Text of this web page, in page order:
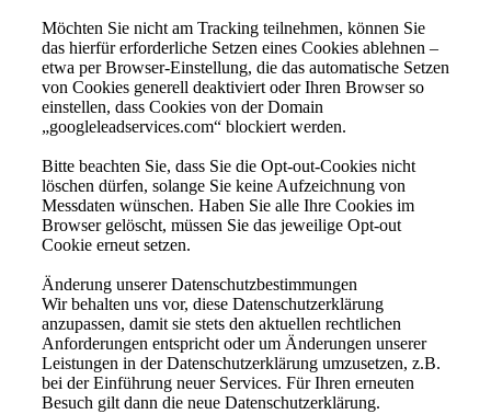
Möchten Sie nicht am Tracking teilnehmen, können Sie
das hierfür erforderliche Setzen eines Cookies ablehnen –
etwa per Browser-Einstellung, die das automatische Setzen
von Cookies generell deaktiviert oder Ihren Browser so
einstellen, dass Cookies von der Domain
„googleleadservices.com“ blockiert werden.
Bitte beachten Sie, dass Sie die Opt-out-Cookies nicht
löschen dürfen, solange Sie keine Aufzeichnung von
Messdaten wünschen. Haben Sie alle Ihre Cookies im
Browser gelöscht, müssen Sie das jeweilige Opt-out
Cookie erneut setzen.
Änderung unserer Datenschutzbestimmungen
Wir behalten uns vor, diese Datenschutzerklärung
anzupassen, damit sie stets den aktuellen rechtlichen
Anforderungen entspricht oder um Änderungen unserer
Leistungen in der Datenschutzerklärung umzusetzen, z.B.
bei der Einführung neuer Services. Für Ihren erneuten
Besuch gilt dann die neue Datenschutzerklärung.